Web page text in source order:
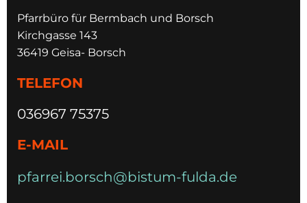
Pfarrbüro für Bermbach und Borsch
Kirchgasse 143
36419 Geisa- Borsch
TELEFON
036967 75375
E-MAIL
pfarrei.borsch@bistum-fulda.de